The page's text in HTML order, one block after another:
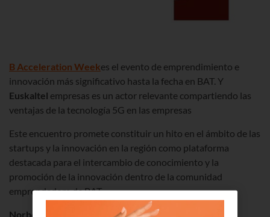
B Acceleration Weekes el evento de emprendimiento e
innovación más significativo hasta la fecha en BAT. Y
Euskaltel empresas es un actor relevante compartiendo las
ventajas de la tecnología 5G en las empresas
Este encuentro promete constituir un hito en el ámbito de las
startups y la innovación en la región como plataforma
destacada para el intercambio de conocimiento y la
promoción de la innovación dentro de la comunidad
emprendedora de BAT
Norberto Ojinaga, Technology Solution Director de